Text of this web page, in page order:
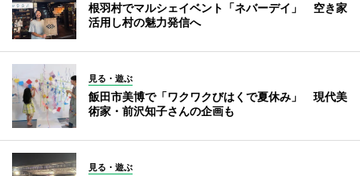
根羽村でマルシェイベント「ネバーデイ」 空き家
活用し村の魅力発信へ
見る・遊ぶ
飯田市美博で「ワクワクびはくで夏休み」 現代美
術家・前沢知子さんの企画も
見る・遊ぶ